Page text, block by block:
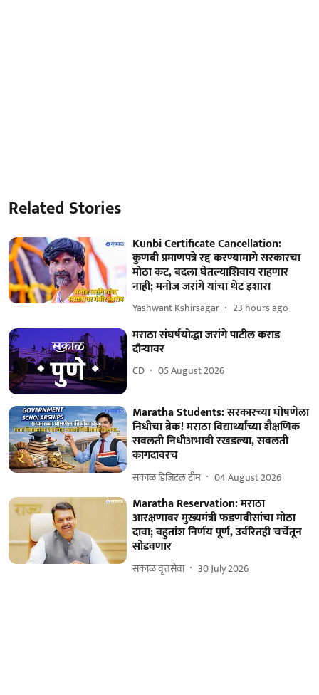
Related Stories
Kunbi Certificate Cancellation:
कुणबी प्रमाणपत्रे रद्द करण्यामागे सरकारचा
मोठा कट, बदला घेतल्याशिवाय राहणार
नाही; मनोज जरांगे यांचा थेट इशारा
Yashwant Kshirsagar 23 hours ago
मराठा संघर्षयोद्धा जरांगे पाटील कराड
दौऱ्यावर
CD 05 August 2026
Maratha Students: सरकारच्या घोषणेला
निधीचा ब्रेक! मराठा विद्यार्थ्यांच्या शैक्षणिक
सवलती निधीअभावी रखडल्या, सवलती
कागदावरच
सकाळ डिजिटल टीम 04 August 2026
Maratha Reservation: मराठा
आरक्षणावर मुख्यमंत्री फडणवीसांचा मोठा
दावा; बहुतांश निर्णय पूर्ण, उर्वरितही चर्चेतून
सोडवणार
सकाळ वृत्तसेवा 30 July 2026